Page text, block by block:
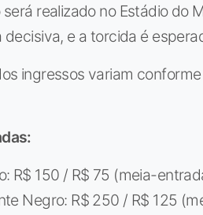
realizado no Estádio do
e a torcida é
ingressos variam
R$ 150 / R$ 75 (meia-
Negro: R$ 250 / R$ 125